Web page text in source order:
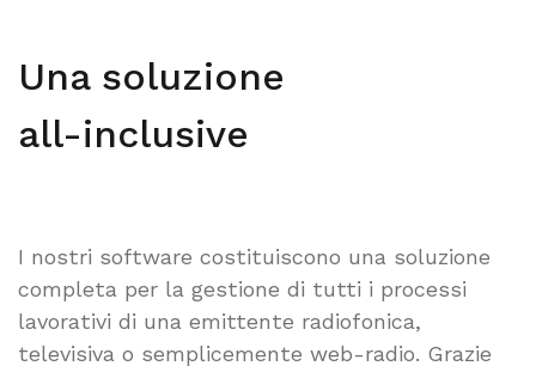
Una soluzione
all-inclusive
I nostri software costituiscono una soluzione
completa per la gestione di tutti i processi
lavorativi di una emittente radiofonica,
televisiva o semplicemente web-radio. Grazie